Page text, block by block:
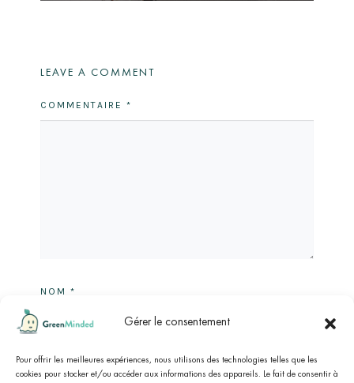
Gérer le consentement
Pour offrir les meilleures expériences, nous utilisons des technologies telles que les
cookies pour stocker et/ou accéder aux informations des appareils. Le fait de consentir à
LEAVE A COMMENT
COMMENTAIRE *
NOM *
E-MAIL*